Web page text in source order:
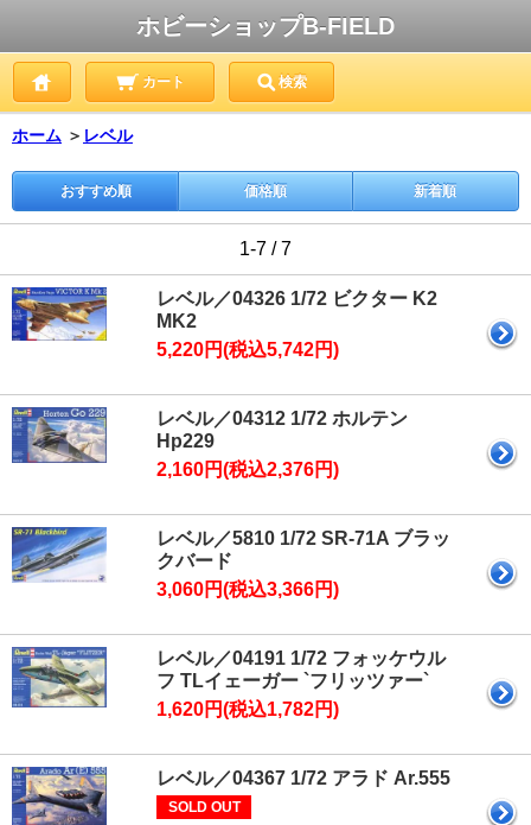
ホビーショップB-FIELD
カート 検索
ホーム ＞ レベル
おすすめ順 価格順 新着順
1-7 / 7
レベル／04326 1/72 ビクター K2
MK2
5,220円(税込5,742円)
レベル／04312 1/72 ホルテン
Hp229
2,160円(税込2,376円)
レベル／5810 1/72 SR-71A ブラッ
クバード
3,060円(税込3,366円)
レベル／04191 1/72 フォッケウル
フ TLイェーガー `フリッツァー`
1,620円(税込1,782円)
レベル／04367 1/72 アラド Ar.555
SOLD OUT